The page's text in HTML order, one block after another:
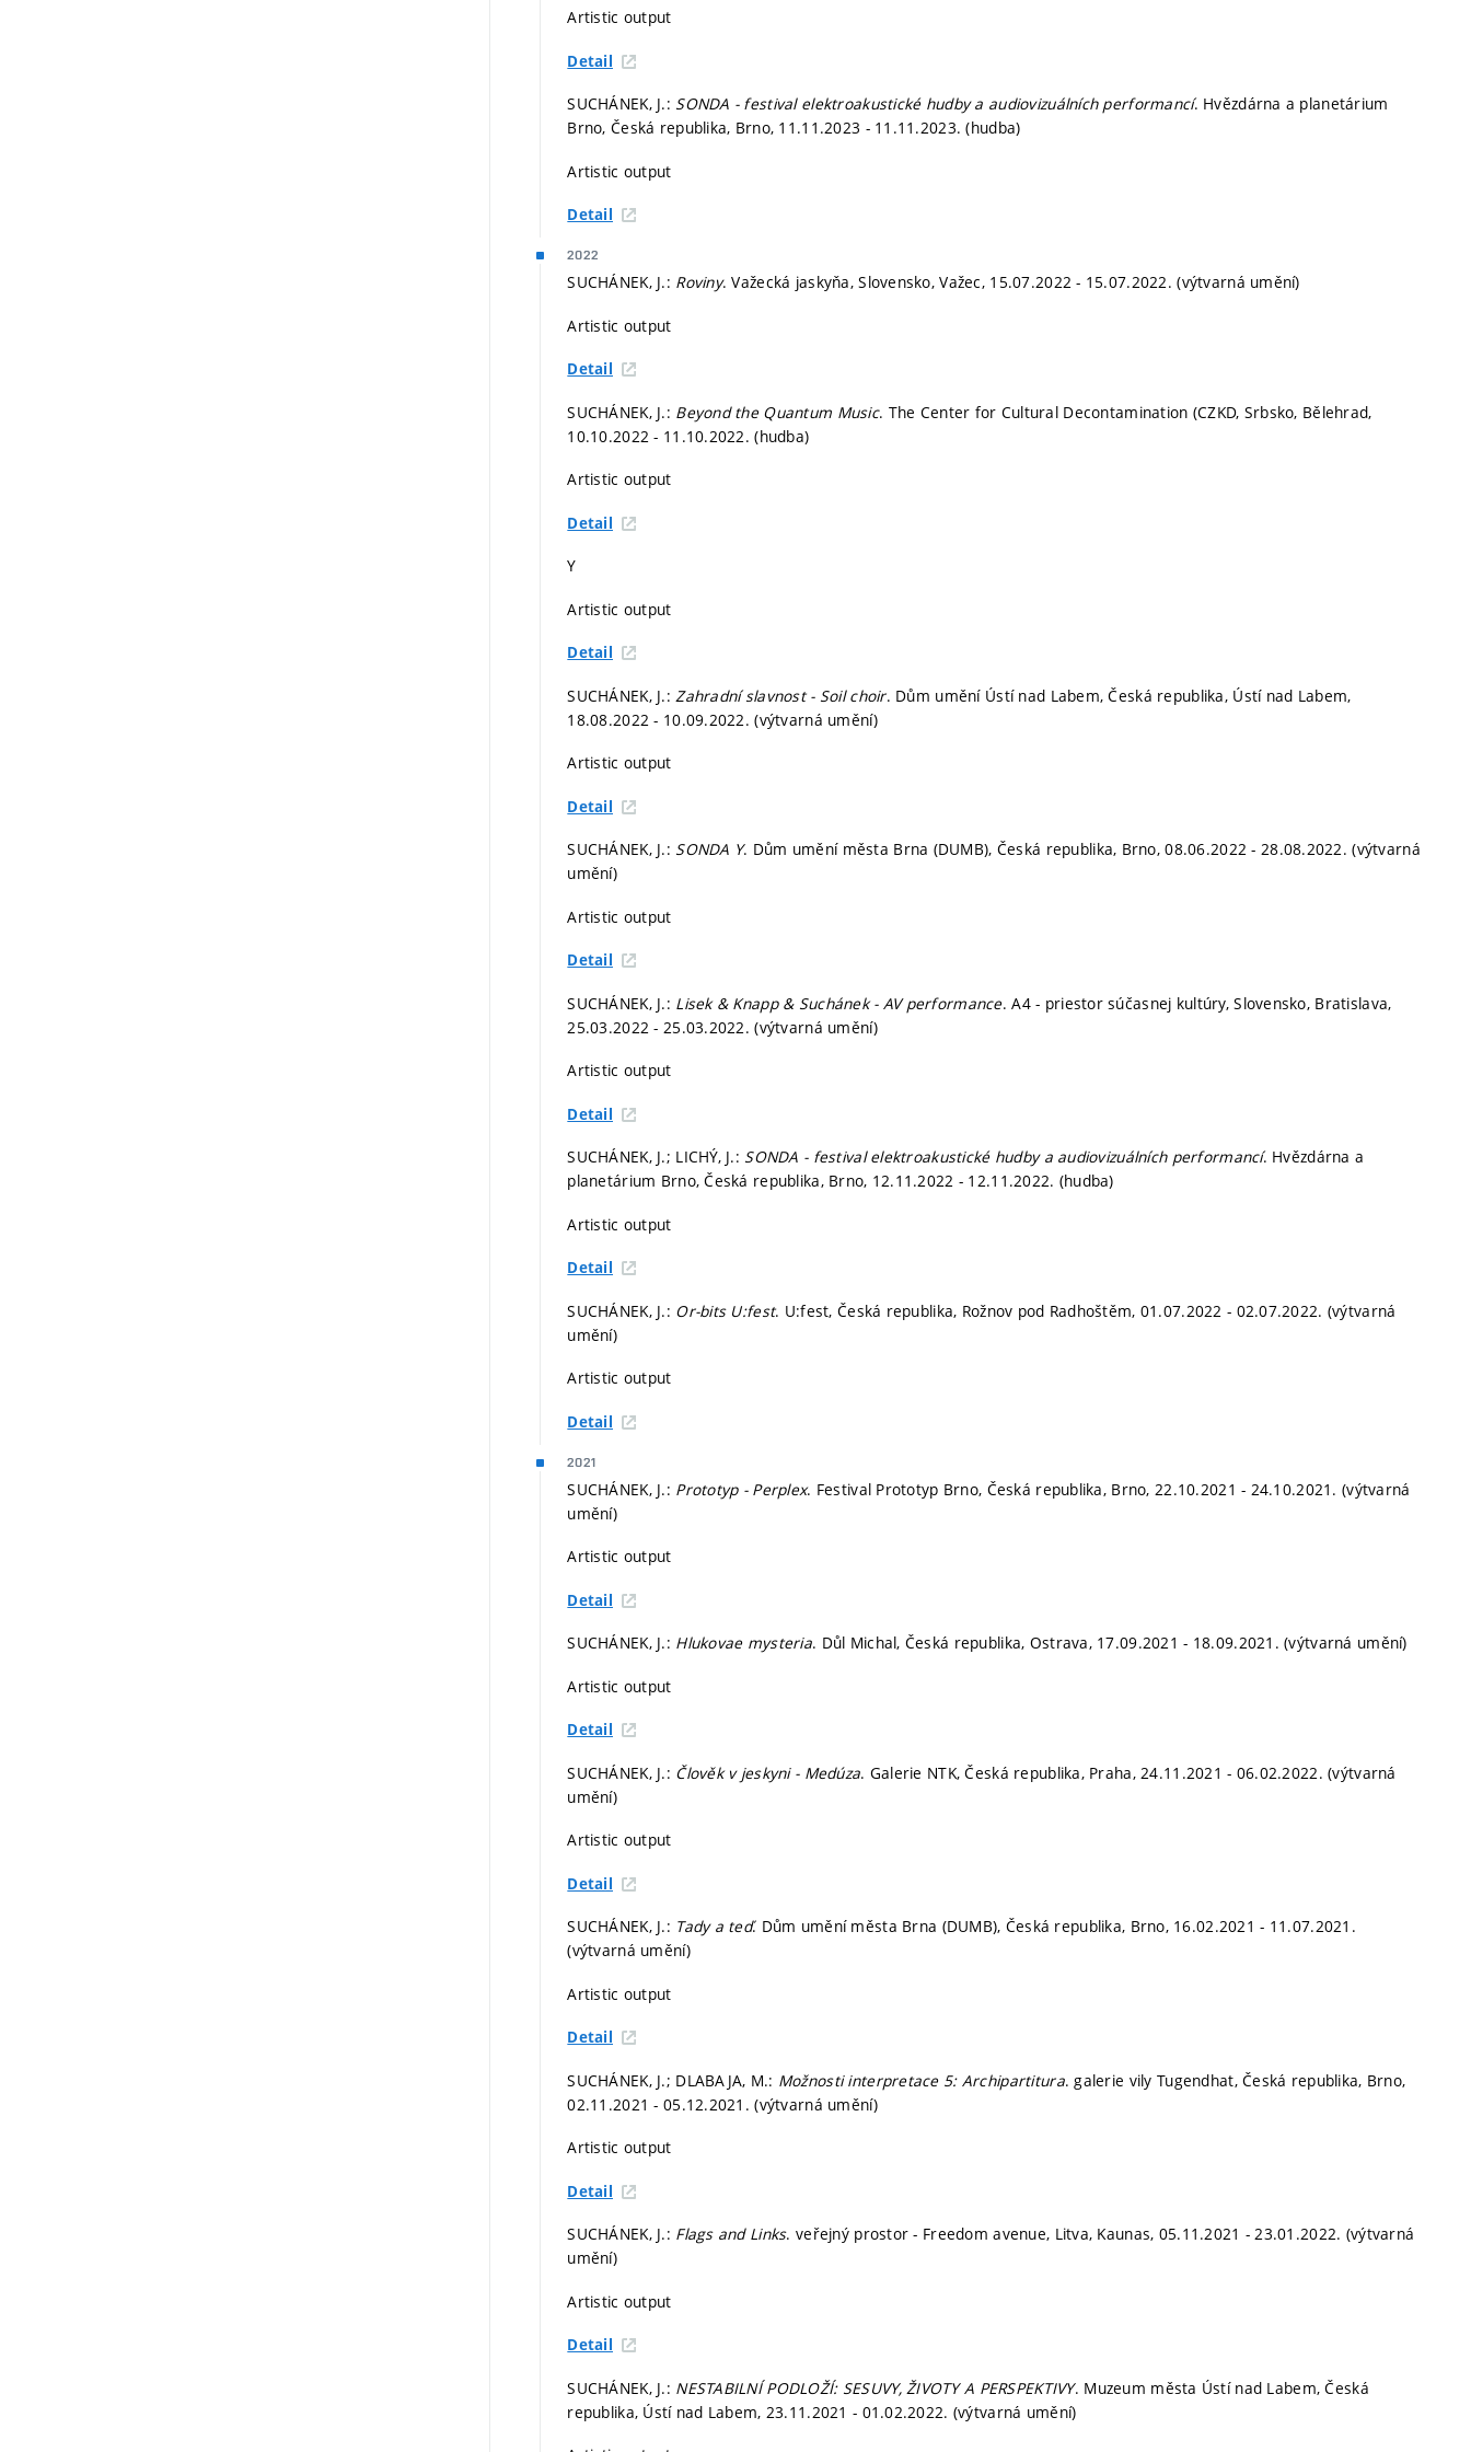
Artistic output
Detail
SUCHÁNEK, J.: SONDA - festival elektroakustické hudby a audiovizuálních performancí. Hvězdárna a planetárium
Brno, Česká republika, Brno, 11.11.2023 - 11.11.2023. (hudba)
Artistic output
Detail
2022
SUCHÁNEK, J.: Roviny. Važecká jaskyňa, Slovensko, Važec, 15.07.2022 - 15.07.2022. (výtvarná umění)
Artistic output
Detail
SUCHÁNEK, J.: Beyond the Quantum Music. The Center for Cultural Decontamination (CZKD, Srbsko, Bělehrad,
10.10.2022 - 11.10.2022. (hudba)
Artistic output
Detail
Y
Artistic output
Detail
SUCHÁNEK, J.: Zahradní slavnost - Soil choir. Dům umění Ústí nad Labem, Česká republika, Ústí nad Labem,
18.08.2022 - 10.09.2022. (výtvarná umění)
Artistic output
Detail
SUCHÁNEK, J.: SONDA Y. Dům umění města Brna (DUMB), Česká republika, Brno, 08.06.2022 - 28.08.2022. (výtvarná
umění)
Artistic output
Detail
SUCHÁNEK, J.: Lisek & Knapp & Suchánek - AV performance. A4 - priestor súčasnej kultúry, Slovensko, Bratislava,
25.03.2022 - 25.03.2022. (výtvarná umění)
Artistic output
Detail
SUCHÁNEK, J.; LICHÝ, J.: SONDA - festival elektroakustické hudby a audiovizuálních performancí. Hvězdárna a
planetárium Brno, Česká republika, Brno, 12.11.2022 - 12.11.2022. (hudba)
Artistic output
Detail
SUCHÁNEK, J.: Or-bits U:fest. U:fest, Česká republika, Rožnov pod Radhoštěm, 01.07.2022 - 02.07.2022. (výtvarná
umění)
Artistic output
Detail
2021
SUCHÁNEK, J.: Prototyp - Perplex. Festival Prototyp Brno, Česká republika, Brno, 22.10.2021 - 24.10.2021. (výtvarná
umění)
Artistic output
Detail
SUCHÁNEK, J.: Hlukovae mysteria. Důl Michal, Česká republika, Ostrava, 17.09.2021 - 18.09.2021. (výtvarná umění)
Artistic output
Detail
SUCHÁNEK, J.: Člověk v jeskyni - Medúza. Galerie NTK, Česká republika, Praha, 24.11.2021 - 06.02.2022. (výtvarná
umění)
Artistic output
Detail
SUCHÁNEK, J.: Tady a teď. Dům umění města Brna (DUMB), Česká republika, Brno, 16.02.2021 - 11.07.2021.
(výtvarná umění)
Artistic output
Detail
SUCHÁNEK, J.; DLABAJA, M.: Možnosti interpretace 5: Archipartitura. galerie vily Tugendhat, Česká republika, Brno,
02.11.2021 - 05.12.2021. (výtvarná umění)
Artistic output
Detail
SUCHÁNEK, J.: Flags and Links. veřejný prostor - Freedom avenue, Litva, Kaunas, 05.11.2021 - 23.01.2022. (výtvarná
umění)
Artistic output
Detail
SUCHÁNEK, J.: NESTABILNÍ PODLOŽÍ: SESUVY, ŽIVOTY A PERSPEKTIVY. Muzeum města Ústí nad Labem, Česká
republika, Ústí nad Labem, 23.11.2021 - 01.02.2022. (výtvarná umění)